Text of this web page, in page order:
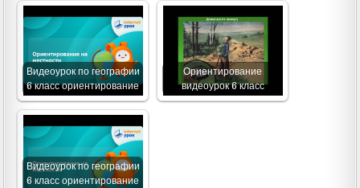
Видеоурок по географии
6 класс ориентирование
Ориентирование
видеоурок 6 класс
Видеоурок по географии
6 класс ориентирование